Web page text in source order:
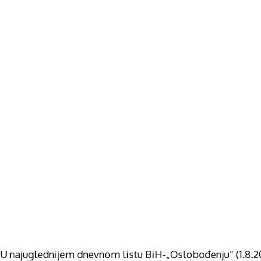
U najuglednijem dnevnom listu BiH-„Oslobođenju“